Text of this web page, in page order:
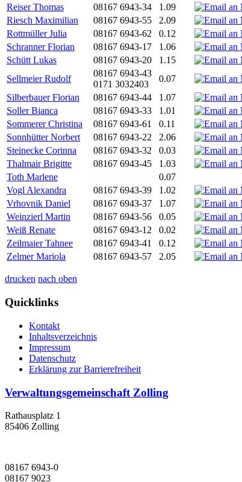
Reiser Thomas
08167 6943-34 1.09
Riesch Maximilian
08167 6943-55 2.09
Rottmüller Julia
08167 6943-62 0.12
Schranner Florian
08167 6943-17 1.06
Schütt Lukas
08167 6943-20 1.15
Sellmeier Rudolf
08167 6943-43
0171 3032403
0.07
Silberbauer Florian
08167 6943-44 1.07
Soller Bianca
08167 6943-33 1.01
Sommerer Christina
08167 6943-61 0.11
Sonnhütter Norbert
08167 6943-22 2.06
Steinecke Corinna
08167 6943-32 0.03
Thalmair Brigitte
08167 6943-45 1.03
Toth Marlene
0.07
Vogl Alexandra
08167 6943-39 1.02
Vrhovnik Daniel
08167 6943-37 1.07
Weinzierl Martin
08167 6943-56 0.05
Weiß Renate
08167 6943-12 0.02
Zeilmaier Tahnee
08167 6943-41 0.12
Zelmer Mariola
08167 6943-57 2.05
drucken nach oben
Quicklinks
Kontakt
Inhaltsverzeichnis
Impressum
Datenschutz
Erklärung zur Barrierefreiheit
Verwaltungsgemeinschaft Zolling
Rathausplatz 1
85406 Zolling
08167 6943-0
08167 9023